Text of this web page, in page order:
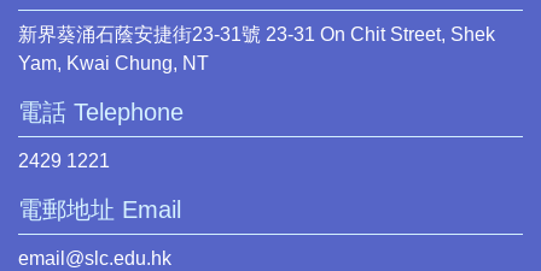
新界葵涌石蔭安捷街23-31號 23-31 On Chit Street, Shek
Yam, Kwai Chung, NT
電話 Telephone
2429 1221
電郵地址 Email
email@slc.edu.hk